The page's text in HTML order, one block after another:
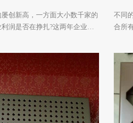
创新高，一方面大小数千家的
润是否在挣扎?这两年企业经
是市场的本质，暴利不可能
经济的整个30多年，往后十
时候，发展会出现缓慢停滞，
不同
合所
移到
家都
级转